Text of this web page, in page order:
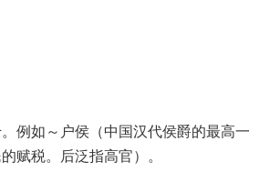
例如～户侯（中国汉代侯爵的最高一
赋税。后泛指高官）。